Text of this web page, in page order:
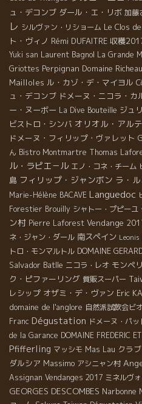
ュ・デコンブ ダール・エ・リボ 加藤
レ シルヴァン・リショーム Le Clos
ト・ヴィノ Rémi DUFAITRE 収穫
Yuki san Laurent Bagnol La Grande
Griottes Perpignan Domaine
Mailloles ル・カゾ・デ・マイヨル
ュ・デコンブ ドメーヌ・ニコラ・カ
ー・ヌーボー La Dive Bouteille ジュ
ビストロ・シンバ オリオル・アル
ドメーヌ・フィリップ・ヴァレット
ん Bistro Montmartre Thomas
ル・ラピエ－ル エノ・コネ・チーム
島 フィリップ・ジャンボン ラ・
Marie-Hélène BACAVE Languedoc
Forestier Brouilly シャトー・プピーユ
ン村 Pierre Laforest Vendange
ネ・ジャン・ダール 南スペイン Leonis
トロ・モンマルトル DOMAINE
Salvador Batlle ニコラ・レオ モンペ
ク・ピファーリング 質販スーパー
レシップ オザミ・デ・ヴァン Eric
domaine de l'anglore 自然派試飲会ビ
Franc Dégustation ドメーヌ・パ
de la Garance DOMAINE FREDERIC
Pfifferling マッシモ Mas Lau クラ
ダルシア Massimo アシニャン村
Assignan Vendanges 2017 ミネルヴ
GEORGES DESCOMBES Narbonne